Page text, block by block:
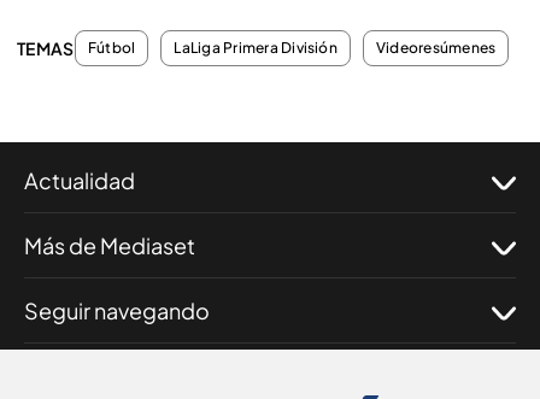
TEMAS Fútbol LaLiga Primera División Videoresúmenes
Actualidad
Más de Mediaset
Seguir navegando